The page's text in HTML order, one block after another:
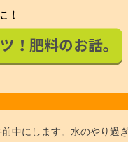
中にします。水のやり過